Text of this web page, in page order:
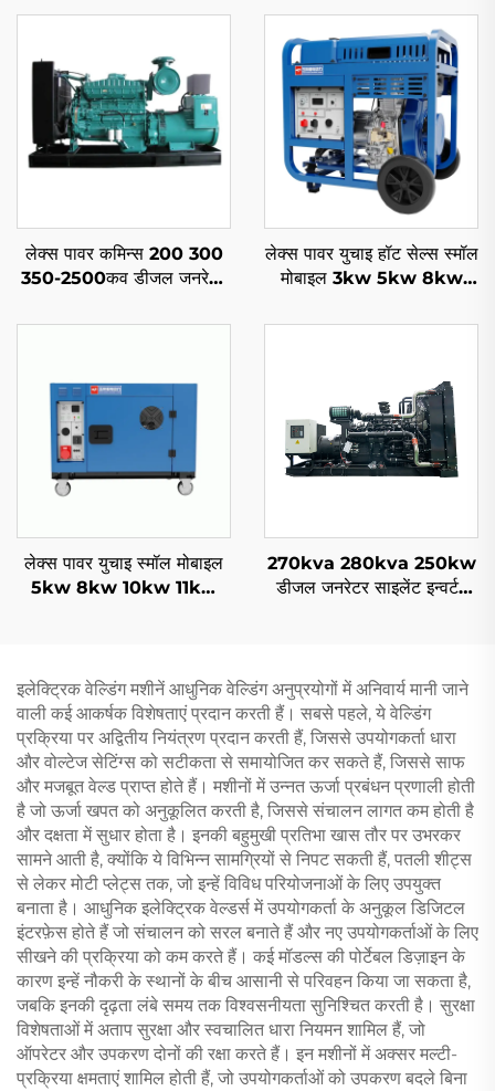
लेक्स पावर कमिन्स 200 300
350-2500कव डीजल जनरेटर
लेक्स पावर युचाइ हॉट सेल्स स्मॉल
मोबाइल 3kw 5kw 8kw
लेक्स पावर युचाइ स्मॉल मोबाइल
5kw 8kw 10kw 11kw
270kva 280kva 250kw
डीजल जनरेटर साइलेंट इन्वर्टर
इलेक्ट्रिक वेल्डिंग मशीनें आधुनिक वेल्डिंग अनुप्रयोगों में अनिवार्य मानी जाने
वाली कई आकर्षक विशेषताएं प्रदान करती हैं। सबसे पहले, ये वेल्डिंग
प्रक्रिया पर अद्वितीय नियंत्रण प्रदान करती हैं, जिससे उपयोगकर्ता धारा
और वोल्टेज सेटिंग्स को सटीकता से समायोजित कर सकते हैं, जिससे साफ
और मजबूत वेल्ड प्राप्त होते हैं। मशीनों में उन्नत ऊर्जा प्रबंधन प्रणाली होती
है जो ऊर्जा खपत को अनुकूलित करती है, जिससे संचालन लागत कम होती है
और दक्षता में सुधार होता है। इनकी बहुमुखी प्रतिभा खास तौर पर उभरकर
सामने आती है, क्योंकि ये विभिन्न सामग्रियों से निपट सकती हैं, पतली शीट्स
से लेकर मोटी प्लेट्स तक, जो इन्हें विविध परियोजनाओं के लिए उपयुक्त
बनाता है। आधुनिक इलेक्ट्रिक वेल्डर्स में उपयोगकर्ता के अनुकूल डिजिटल
इंटरफ़ेस होते हैं जो संचालन को सरल बनाते हैं और नए उपयोगकर्ताओं के लिए
सीखने की प्रक्रिया को कम करते हैं। कई मॉडल्स की पोर्टेबल डिज़ाइन के
कारण इन्हें नौकरी के स्थानों के बीच आसानी से परिवहन किया जा सकता है,
जबकि इनकी दृढ़ता लंबे समय तक विश्वसनीयता सुनिश्चित करती है। सुरक्षा
विशेषताओं में अताप सुरक्षा और स्वचालित धारा नियमन शामिल हैं, जो
ऑपरेटर और उपकरण दोनों की रक्षा करते हैं। इन मशीनों में अक्सर मल्टी-
प्रक्रिया क्षमताएं शामिल होती हैं, जो उपयोगकर्ताओं को उपकरण बदले बिना